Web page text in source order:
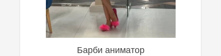
Барби аниматор